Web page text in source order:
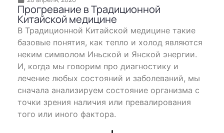
Прогревание в Традиционной
Китайской медицине
В Традиционной Китайской медицине такие
базовые понятия, как тепло и холод являются
неким символом Иньской и Янской энергии.
И, когда мы говорим про диагностику и
лечение любых состояний и заболеваний, мы
сначала анализируем состояние организма с
точки зрения наличия или превалирования
того или иного фактора.